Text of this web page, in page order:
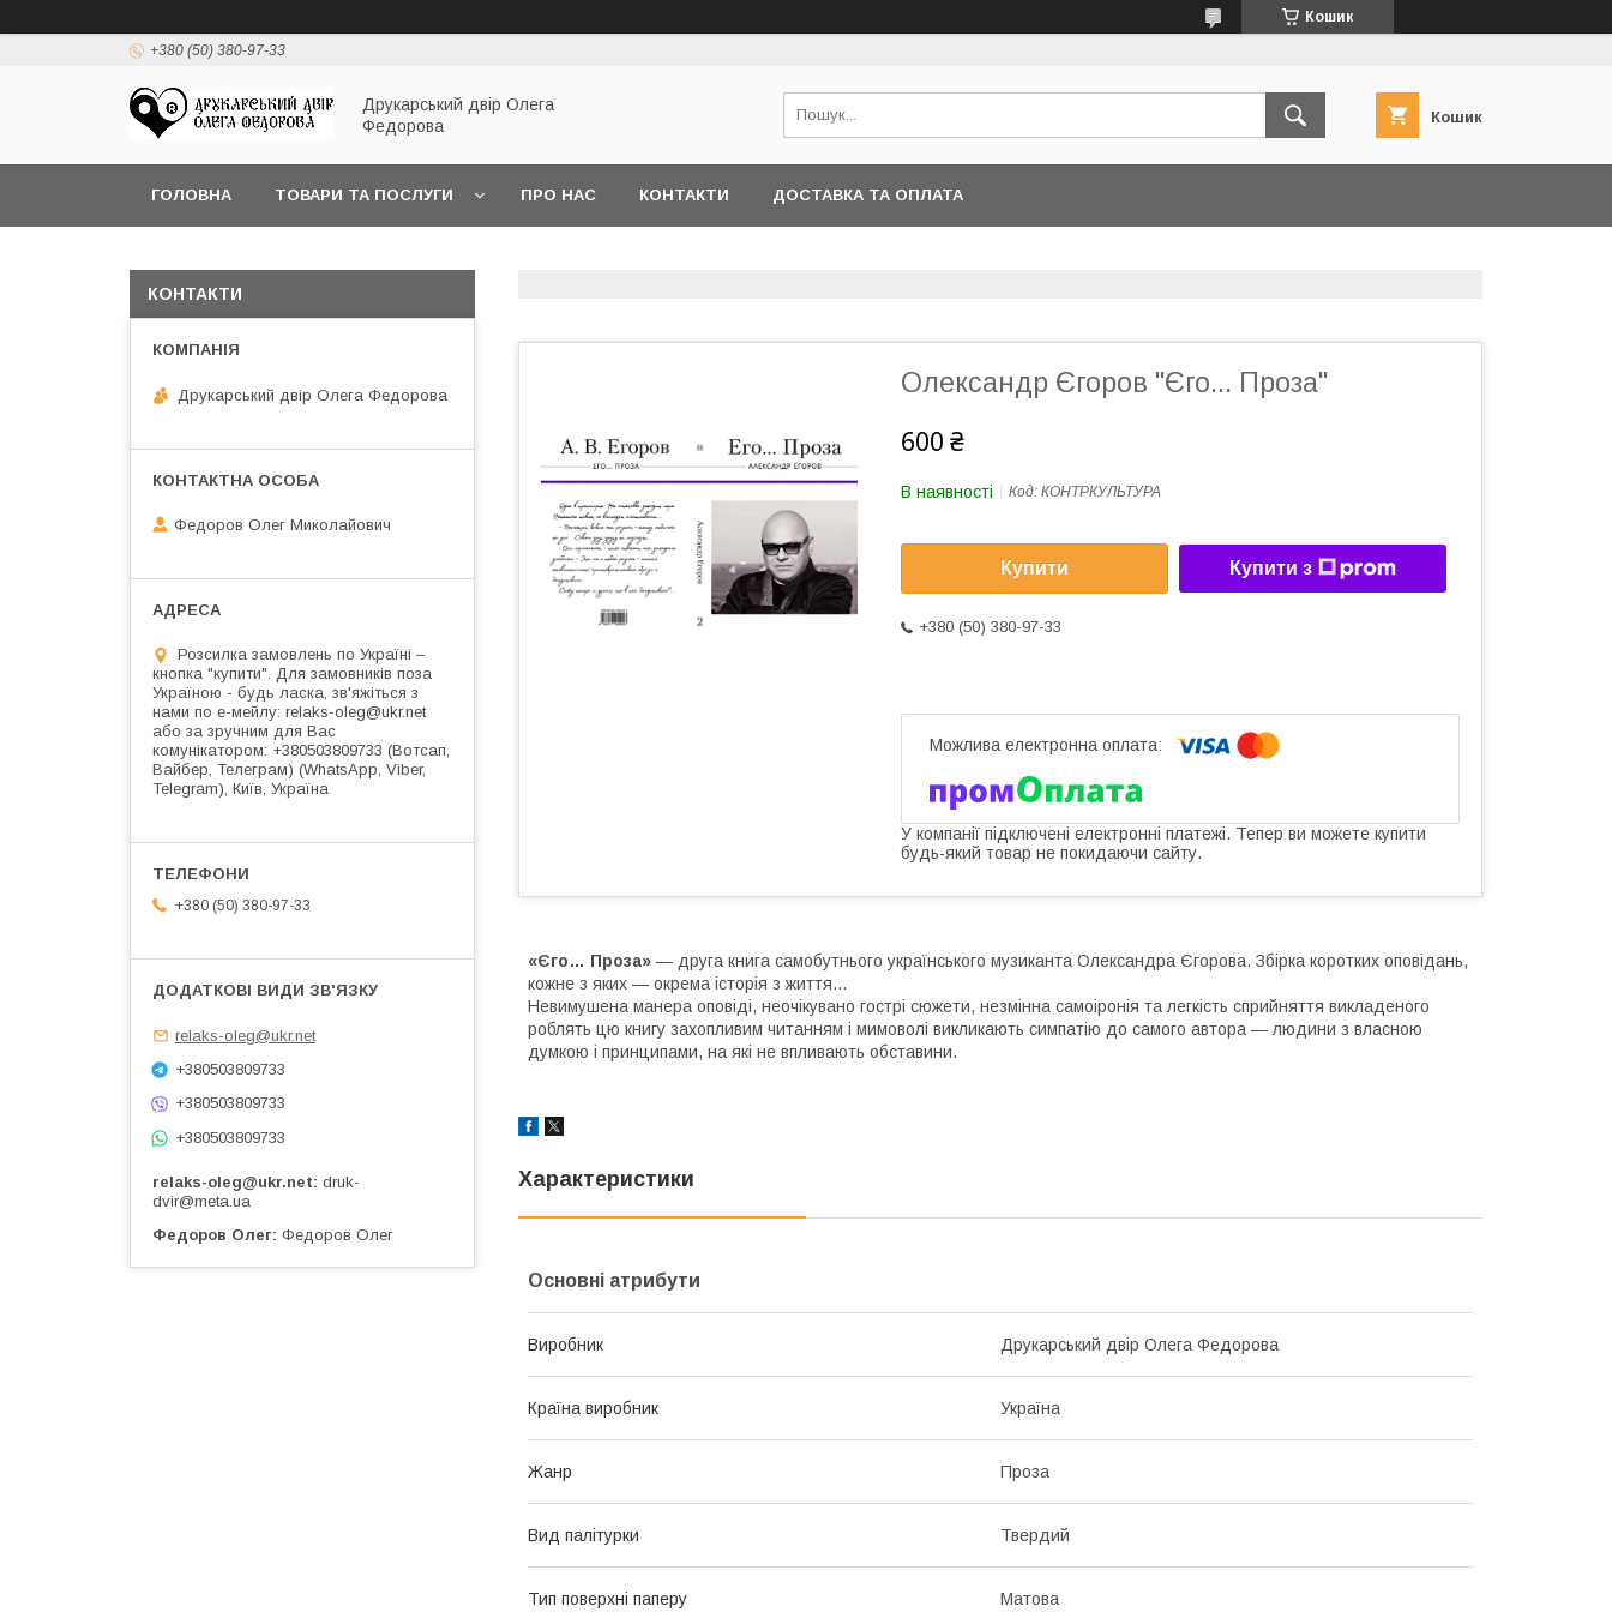
Кошик
+380 (50) 380-97-33
Друкарський двір Олега
Федорова
Кошик
ГОЛОВНА ТОВАРИ ТА ПОСЛУГИ ПРО НАС КОНТАКТИ ДОСТАВКА ТА ОПЛАТА
Олександр Єгоров "Єго... Проза"
600 ₴
В наявності Код: КОНТРКУЛЬТУРА
Купити Купити з
+380 (50) 380-97-33
У компанії підключені електронні платежі. Тепер ви можете купити
будь-який товар не покидаючи сайту.
«Єго… Проза» — друга книга самобутнього українського музиканта Олександра Єгорова. Збірка коротких оповідань,
кожне з яких — окрема історія з життя…
Невимушена манера оповіді, неочікувано гострі сюжети, незмінна самоіронія та легкість сприйняття викладеного
роблять цю книгу захопливим читанням і мимоволі викликають симпатію до самого автора — людини з власною
думкою і принципами, на які не впливають обставини.
Характеристики
Основні атрибути
Виробник Друкарський двір Олега Федорова
Країна виробник Україна
Жанр Проза
Вид палітурки Твердий
Тип поверхні паперу Матова
КОНТАКТИ
Друкарський двір Олега Федорова
Федоров Олег Миколайович
Розсилка замовлень по Україні –
кнопка "купити". Для замовників поза
Україною - будь ласка, зв'яжіться з
нами по е-мейлу: relaks-oleg@ukr.net
або за зручним для Вас
комунікатором: +380503809733 (Вотсап,
Вайбер, Телеграм) (WhatsApp, Viber,
Telegram), Київ, Україна
+380 (50) 380-97-33
relaks-oleg@ukr.net
+380503809733
+380503809733
+380503809733
relaks-oleg@ukr.net druk-
dvir@meta.ua
Федоров Олег Федоров Олег